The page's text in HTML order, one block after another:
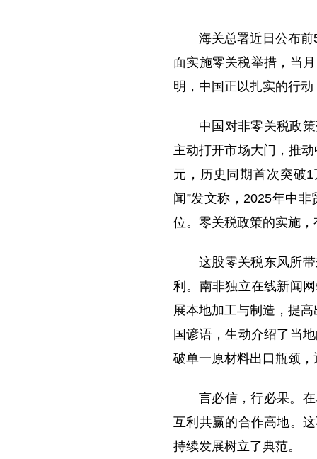
y
V
i
d
o
海关总署近日公布
面实施零关税举措，当
明，中国正以扎实的行
中国对非零关税政
主动打开市场大门，推
元，历史同期首次突破
闻”发文称，2025年中
位。零关税政策的实施
这股零关税东风所
利。南非独立在线新闻
展本地加工与制造，提
国谚语，生动介绍了当
破单一原材料出口瓶颈
言必信，行必果。
互利共赢的合作高地。
持续发展树立了典范。